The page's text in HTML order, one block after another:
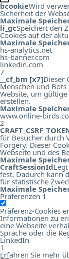
bcookieWird
Sicherheit der
Maximale
li_gcSpeichert den
Cookies auf der
Maximale
hs-analytics.net
hs-banner.com
linkedin.com
7
__cf_bm [x7]Dieser
Menschen und
Website, um
erstellen.
Maximale
www.online-
2
für Besucher durch
Forgery. Dieser
Webseite und des
Maximale
CraftSessionId
fest. Dadurch kann
für statistische
Maximale
Präferenzen 1
Präferenz-Cookies
Informationen zu
eine Webseite
Sprache oder die
LinkedIn
1
Erfahren Sie mehr